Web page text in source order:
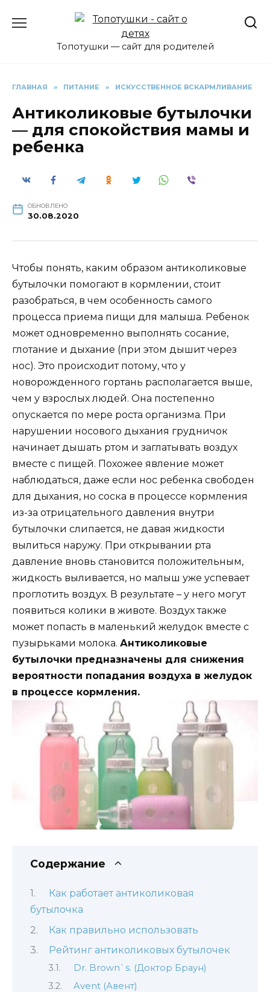
Топотушки — сайт для родителей
ГЛАВНАЯ » ПИТАНИЕ » ИСКУССТВЕННОЕ ВСКАРМЛИВАНИЕ
Антиколиковые бутылочки
— для спокойствия мамы и
ребенка
ОБНОВЛЕНО
30.08.2020
Чтобы понять, каким образом антиколиковые
бутылочки помогают в кормлении, стоит
разобраться, в чем особенность самого
процесса приема пищи для малыша. Ребенок
может одновременно выполнять сосание,
глотание и дыхание (при этом дышит через
нос). Это происходит потому, что у
новорожденного гортань располагается выше,
чем у взрослых людей. Она постепенно
опускается по мере роста организма. При
нарушении носового дыхания грудничок
начинает дышать ртом и заглатывать воздух
вместе с пищей. Похожее явление может
наблюдаться, даже если нос ребенка свободен
для дыхания, но соска в процессе кормления
из-за отрицательного давления внутри
бутылочки слипается, не давая жидкости
вылиться наружу. При открывании рта
давление вновь становится положительным,
жидкость выливается, но малыш уже успевает
проглотить воздух. В результате – у него могут
появиться колики в животе. Воздух также
может попасть в маленький желудок вместе с
пузырьками молока. Антиколиковые
бутылочки предназначены для снижения
вероятности попадания воздуха в желудок
в процессе кормления.
Содержание
Как работает антиколиковая
бутылочка
Как правильно использовать
Рейтинг антиколиковых бутылочек
Dr. Brown`s. (Доктор Браун)
Avent (Авент)